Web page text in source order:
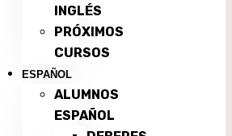
INGLÉS
PRÓXIMOS
CURSOS
ESPAÑOL
ALUMNOS
ESPAÑOL